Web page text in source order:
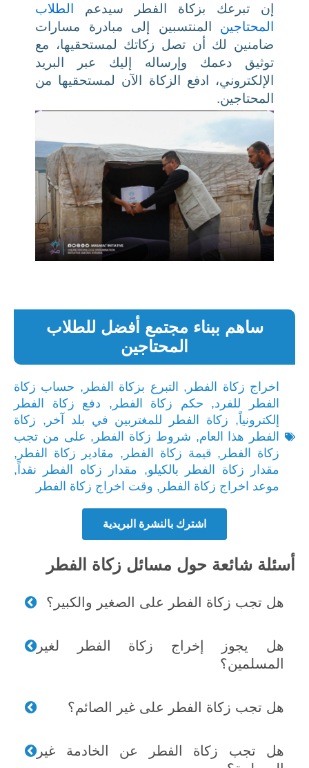
إن تبرعك بزكاة الفطر سيدعم
الطلاب
المحتاجين المنتسبين إلى مبادرة مسارات
ضامنين لك أن تصل زكاتك لمستحقيها، مع
توثيق دعمك وإرساله إليك عبر البريد
الإلكتروني، ادفع الزكاة الآن لمستحقيها من
المحتاجين.
ساهم ببناء مجتمع أفضل للطلاب
المحتاجين
اخراج زكاة الفطر , التبرع بزكاة الفطر , حساب زكاة
الفطر للفرد, حكم زكاة الفطر , دفع زكاة الفطر
إلكترونياً, زكاة الفطر للمغتربين في بلد آخر , زكاة
الفطر هذا العام, شروط زكاة الفطر , على من تجب
زكاة الفطر , قيمة زكاة الفطر , مقادير زكاة الفطر ,
مقدار زكاة الفطر بالكيلو, مقدار زكاه الفطر نقداً ,
موعد اخراج زكاة الفطر , وقت اخراج زكاة الفطر
اشترك بالنشرة البريدية
أسئلة شائعة حول مسائل زكاة الفطر
هل تجب زكاة الفطر على الصغير والكبير؟
هل يجوز إخراج زكاة الفطر لغير
المسلمين؟
هل تجب زكاة الفطر على غير الصائم؟
هل تجب زكاة الفطر عن الخادمة غير